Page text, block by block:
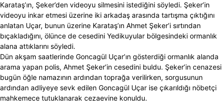
Karataş’ın, Şeker’den videoyu silmesini istediğini söyledi. Şeker’in
videoyu inkar etmesi üzerine iki arkadaş arasında tartışma çıktığını
anlatan Uçar, bunun üzerine Karataş’ın Ahmet Şeker’i sırtından
bıçakladığını, ölünce de cesedini Yedikuyular bölgesindeki ormanlık
alana attıklarını söyledi.
Dün akşam saatlerinde Goncagül Uçar’ın gösterdiği ormanlık alanda
arama yapan polis, Ahmet Şeker’in cesedini buldu. Şeker’in cenazesi
bugün öğle namazının ardından toprağa verilirken, sorgusunun
ardından adliyeye sevk edilen Goncagül Uçar ise çıkarıldığı nöbetçi
mahkemece tutuklanarak cezaevine konuldu.